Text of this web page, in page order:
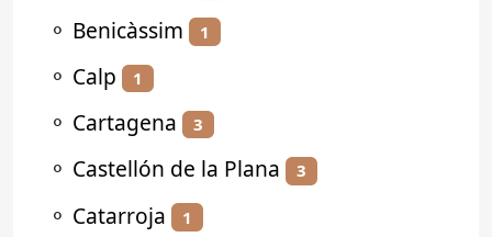
⚬ Benicàssim 1
⚬ Calp 1
⚬ Cartagena 3
⚬ Castellón de la Plana 3
⚬ Catarroja 1